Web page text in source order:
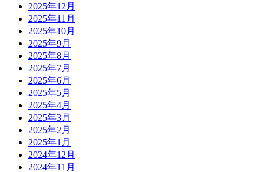
2025年12月
2025年11月
2025年10月
2025年9月
2025年8月
2025年7月
2025年6月
2025年5月
2025年4月
2025年3月
2025年2月
2025年1月
2024年12月
2024年11月